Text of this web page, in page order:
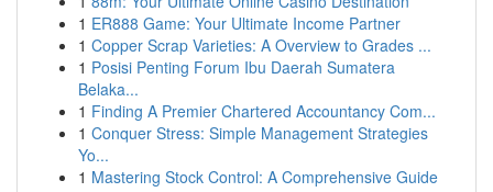
1 ER888 Game: Your Ultimate Income Partner
1 Copper Scrap Varieties: A Overview to Grades ...
1 Posisi Penting Forum Ibu Daerah Sumatera
Belaka...
1 Finding A Premier Chartered Accountancy Com...
1 Conquer Stress: Simple Management Strategies
Yo...
1 Mastering Stock Control: A Comprehensive Guide